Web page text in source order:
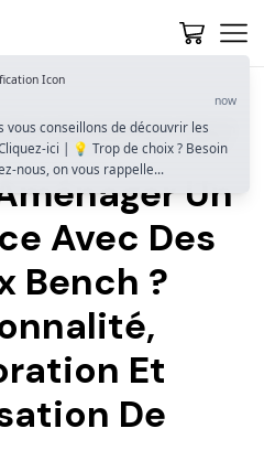
Avec Des Bureaux Bench
Et Optimisation De L’espace
Un
Avec Des
Bench ?
Et
De
now
vous conseillons de découvrir les
ici | 💡 Trop de choix ? Besoin
nous, on vous rappelle...